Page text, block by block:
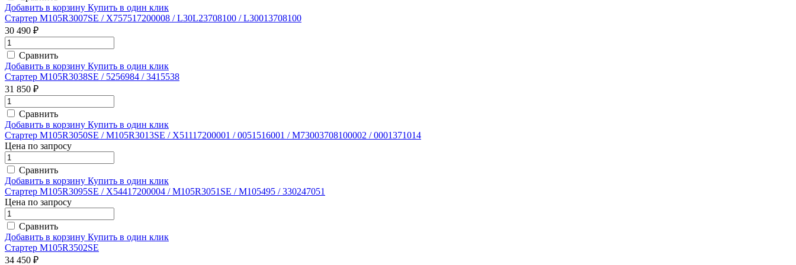
Добавить в корзину Купить в один клик
Стартер M105R3007SE / X757517200008 / L30L23708100 / L30013708100
30 490 ₽
Сравнить
Добавить в корзину Купить в один клик
Стартер M105R3038SE / 5256984 / 3415538
31 850 ₽
Сравнить
Добавить в корзину Купить в один клик
Стартер M105R3050SE / M105R3013SE / X51117200001 / 0051516001 / M73003708100002 / 0001371014
Цена по запросу
Сравнить
Добавить в корзину Купить в один клик
Стартер M105R3095SE / X54417200004 / M105R3051SE / M105495 / 330247051
Цена по запросу
Сравнить
Добавить в корзину Купить в один клик
Стартер M105R3502SE
34 450 ₽